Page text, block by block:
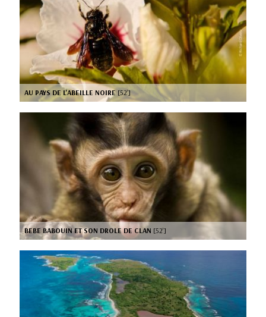
AU PAYS DE L'ABEILLE NOIRE [52’]
BEBE BABOUIN ET SON DROLE DE CLAN [52’]